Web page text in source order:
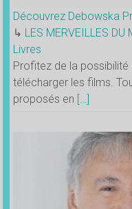
Découvrez Debowska
↳ LES MERVEILLES DU
Livres
Profitez de la possibilité
télécharger les films.
proposés en […]